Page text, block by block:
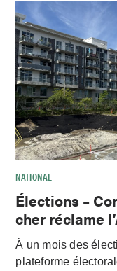
NATIONAL
Élections –
cher réclame
À un mois des
plateforme